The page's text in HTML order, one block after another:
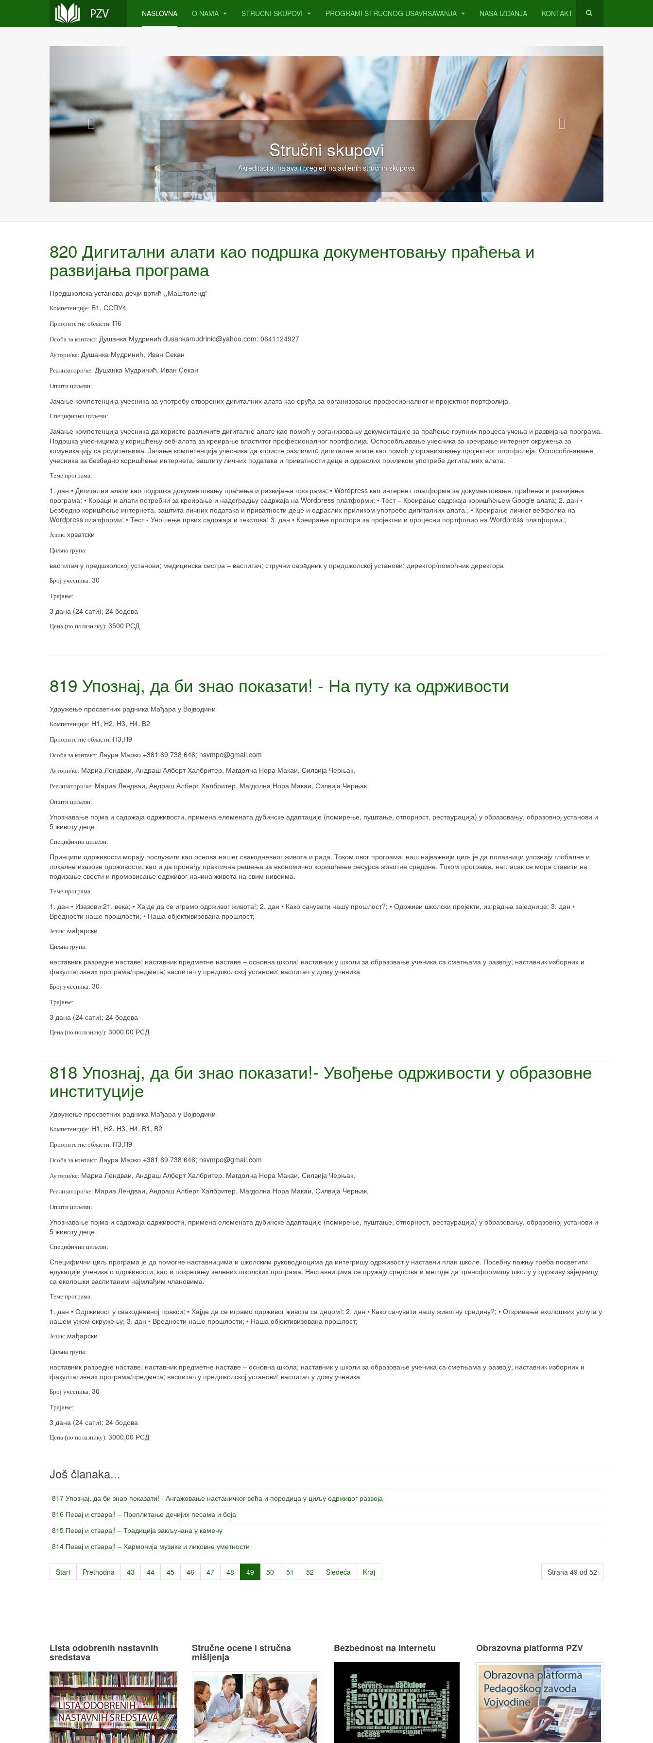
NASLOVNA O NAMA STRUČNI SKUPOVI PROGRAMI STRUČNOG USAVRŠAVANJA NAŠA IZDANJA KONTAKT
Stručni skupovi
Akreditacija, najava i pregled najavljenih stručnih skupova
820 Дигитални алати као подршка документовању праћења и
развијања програма
Предшколска установа-дечји вртић ,,Маштоленд“
Компетенције: В1, ССПУ4
Приоритетне области: П6
Особа за контакт: Душанка Мудринић dusankamudrinic@yahoo.com; 0641124927
Аутори/ке: Душанка Мудринић, Иван Секан
Реализатори/ке: Душанка Мудринић, Иван Секан
Општи циљеви:
Јачање компетенција учесника за употребу отворених дигиталних алата као оруђа за организовање професионалног и пројектног портфолија.
Специфични циљеви:
Јачање компетенција учесника да користе различитe дигиталне алате као помоћ у организовању документације за праћење групних процеса учења и развијања програма.
Подршка учесницима у коришћењу веб-алата за креирање властитог професионалног портфолија. Оспособљавање учесника за креирање интернет окружења за
комуникацију са родитељима. Јачање компетенција учесника да користе различитe дигиталне алате као помоћ у организовању пројектног портфолија. Оспособљавање
учесника за безбедно коришћење интернета, заштиту личних података и приватности деце и одраслих приликом употребе дигиталних алата.
Теме програма:
1. дан • Дигитални алати као подршка документовању праћења и развијања програма; • Wordpress као интернет платформа за документовање, праћења и развијања
програма; • Кораци и алати потребни за креирање и надоградњу садржаја на Wordpress платформи; • Тест – Креирање садржаја коришћењем Google алата; 2. дан •
Безбедно коришћење интернета, заштита личних података и приватности деце и одраслих приликом употребе дигиталних алата.; • Креирање личног вебфолиа на
Wordpress платформи; • Тест - Уношење првих садржаја и текстова; 3. дан • Креирање простора за пројектни и процесни портфолио на Wordpress платформи.;
Језик: хрватски
Циљна група:
васпитач у предшколској установи; медицинска сестра – васпитач; стручни сарaдник у предшколској установи; директор/помоћник директора
Број учесника: 30
Трајање:
3 дана (24 сати); 24 бодова
Цена (по полазнику): 3500 РСД
819 Упознај, да би знао показати! - На путу ка одрживости
Удружење просветних радника Мађара у Војводини
Компетенције: Н1, Н2, Н3, Н4, В2
Приоритетне области: П3,П9
Особа за контакт: Лаура Марко +381 69 738 646; nsvmpe@gmail.com
Аутори/ке: Мариа Лендваи, Андраш Алберт Халбритер, Магдолна Нора Макаи, Силвија Черњак,
Реализатори/ке: Мариа Лендваи, Андраш Алберт Халбритер, Магдолна Нора Макаи, Силвија Черњак,
Општи циљеви:
Упознавање појма и садржаја одрживости, примена елемената дубинске адаптације (помирење, пуштање, отпорност, рестаурација) у образовању, образовној установи и
5 животу деце
Специфични циљеви:
Принципи одрживости морају послужити као основа нашег свакодневног живота и рада. Током овог програма, наш најважнији циљ је да полазници упознају глобалне и
локалне изазове одрживости, као и да пронађу практична решења за економично коришћење ресурса животне средине. Током програма, нагласак се мора ставити на
подизање свести и промовисање одрживог начина живота на свим нивоима.
Теме програма:
1. дан • Изазови 21. века; • Хајде да се играмо одрживог живота!; 2. дан • Како сачувати нашу прошлост?; • Одрживи школски пројекти, изградња заједнице; 3. дан •
Вредности наше прошлости; • Наша објективизована прошлост;
Језик: мађарски
Циљна група:
наставник разредне наставе; наставник предметне наставе – основна школа; наставник у школи за образовање ученика са сметњама у развоју; наставник изборних и
факултативних програма/предмета; васпитач у предшколској установи; васпитач у дому ученика
Број учесника: 30
Трајање:
3 дана (24 сати); 24 бодова
Цена (по полазнику): 3000,00 РСД
818 Упознај, да би знао показати!- Увођење одрживости у образовне
институције
Удружење просветних радника Мађара у Војводини
Компетенције: Н1, Н2, Н3, Н4, В1, В2
Приоритетне области: П3,П9
Особа за контакт: Лаура Марко +381 69 738 646; nsvmpe@gmail.com
Аутори/ке: Мариа Лендваи, Андраш Алберт Халбритер, Магдолна Нора Макаи, Силвија Черњак,
Реализатори/ке: Мариа Лендваи, Андраш Алберт Халбритер, Магдолна Нора Макаи, Силвија Черњак,
Општи циљеви:
Упознавање појма и садржаја одрживости, примена елемената дубинске адаптације (помирење, пуштање, отпорност, рестаурација) у образовању, образовној установи и
5 животу деце
Специфични циљеви:
Специфични циљ програма је да помогне наставницима и школским руководиоцима да интегришу одрживост у наставни план школе. Посебну пажњу треба посветити
едукацији ученика о одрживости, као и покретању зелених школских програма. Наставницима се пружају средства и методе да трансформишу школу у одрживу заједницу
са еколошки васпитаним најмлађим члановима.
Теме програма:
1. дан • Одрживост у свакодневној пракси; • Хајде да се играмо одрживог живота са децом!; 2. дан • Како сачувати нашу животну средину?; • Откривање еколошких услуга у
нашем ужем окружењу; 3. дан • Вредности наше прошлости; • Наша објективизована прошлост;
Језик: мађарски
Циљна група:
наставник разредне наставе; наставник предметне наставе – основна школа; наставник у школи за образовање ученика са сметњама у развоју; наставник изборних и
факултативних програма/предмета; васпитач у предшколској установи; васпитач у дому ученика
Број учесника: 30
Трајање:
3 дана (24 сати); 24 бодова
Цена (по полазнику): 3000,00 РСД
Još članaka...
817 Упознај, да би знао показати! - Ангажовање настаничког већа и породица у циљу одрживог развоја
816 Певај и стварај! – Преплитање дечијих песама и боја
815 Певај и стварај! – Традиција закључана у камену
814 Певај и стварај! – Хармонија музике и ликовне уметности
Strana 49 od 52
Start Prethodna 43 44 45 46 47 48 49 50 51 52 Sledeća Kraj
Lista odobrenih nastavnih
sredstava
Stručne ocene i stručna
mišljenja
Bezbednost na internetu Obrazovna platforma PZV